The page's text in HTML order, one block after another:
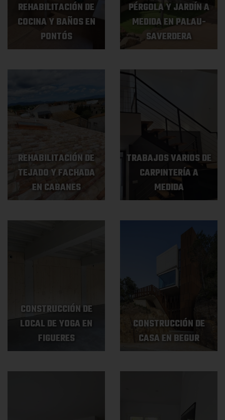
REHABILITACIÓN DE
COCINA Y BAÑOS EN
PONTÓS
PÉRGOLA Y JARDÍN A
MEDIDA EN PALAU-
SAVERDERA
REHABILITACIÓN DE
TEJADO Y FACHADA
EN CABANES
TRABAJOS VARIOS DE
CARPINTERÍA A
MEDIDA
CONSTRUCCIÓN DE
LOCAL DE YOGA EN
FIGUERES
CONSTRUCCIÓN DE
CASA EN BEGUR